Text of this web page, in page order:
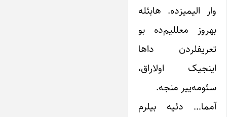
وار الیمیزده. هابئله
بهروز معللیم‌ده بو
تعریفلردن داها
اینجیک اولاراق،
سئومه‌ییر منجه.
آمما… دئیه‌ بیلرم